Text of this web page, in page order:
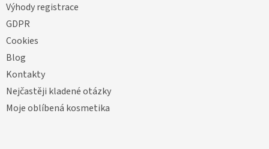
Výhody registrace
GDPR
Cookies
Blog
Kontakty
Nejčastěji kladené otázky
Moje oblíbená kosmetika